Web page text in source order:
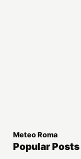
Meteo Roma
Popular Posts